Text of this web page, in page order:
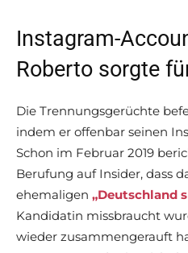
Instagram-
Roberto sorgte
Die Trennungsgerüchte
indem er offenbar seinen
Schon im Februar 2019
Berufung auf Insider, dass
ehemaligen „Deutschland
Kandidatin missbraucht
wieder zusammengerauft